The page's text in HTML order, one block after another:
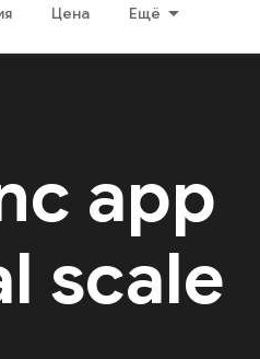
Цена Ещё
app
scale